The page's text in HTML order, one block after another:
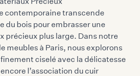
contemporaine transcende
du bois pour embrasser une
précieux plus large. Dansnotre
meubles à Paris, nous explorons
ciselé avec la délicatesse
l’association du cuir